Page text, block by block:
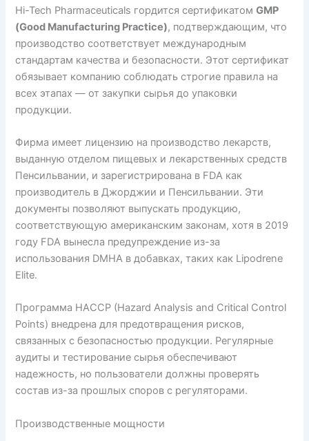
Hi-Tech Pharmaceuticals гордится сертификатомGMP
(Good Manufacturing Practice), подтверждающим, что
производство соответствует международным
стандартам качества и безопасности. Этот сертификат
обязывает компанию соблюдать строгие правила на
всех этапах — от закупки сырья до упаковки
продукции.
Фирма имеет лицензию на производство лекарств,
выданную отделом пищевых и лекарственных средств
Пенсильвании, и зарегистрирована в FDA как
производитель в Джорджии и Пенсильвании. Эти
документы позволяют выпускать продукцию,
соответствующую американским законам, хотя в 2019
году FDA вынесла предупреждение из-за
использования DMHA в добавках, таких как Lipodrene
Elite.
Программа HACCP (Hazard Analysis and Critical Control
Points) внедрена для предотвращения рисков,
связанных с безопасностью продукции. Регулярные
аудиты и тестирование сырья обеспечивают
надежность, но пользователи должны проверять
состав из-за прошлых споров с регуляторами.
Производственные мощности